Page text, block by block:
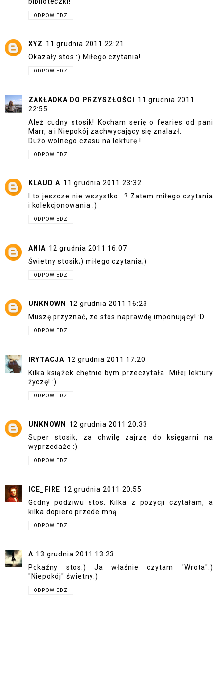
ODPOWIEDZ
XYZ 11 grudnia 2011 22:21
Okazały stos :) Miłego czytania!
ODPOWIEDZ
ZAKŁADKA DO PRZYSZŁOŚCI 11 grudnia 2011
22:55
Ależ cudny stosik! Kocham serię o fearies od pani
Marr, a i Niepokój zachwycający się znalazł.
Dużo wolnego czasu na lekturę !
ODPOWIEDZ
KLAUDIA 11 grudnia 2011 23:32
I to jeszcze nie wszystko...? Zatem miłego czytania
i kolekcjonowania :)
ODPOWIEDZ
ANIA 12 grudnia 2011 16:07
Świetny stosik;) miłego czytania;)
ODPOWIEDZ
UNKNOWN
12 grudnia 2011 16:23
Muszę przyznać, ze stos naprawdę imponujący! :D
ODPOWIEDZ
IRYTACJA 12 grudnia 2011 17:20
Kilka książek chętnie bym przeczytała. Miłej lektury
życzę! :)
ODPOWIEDZ
UNKNOWN
12 grudnia 2011 20:33
Super stosik, za chwilę zajrzę do księgarni na
wyprzedaże :)
ODPOWIEDZ
ICE_FIRE 12 grudnia 2011 20:55
Godny podziwu stos. Kilka z pozycji czytałam, a
kilka dopiero przede mną.
ODPOWIEDZ
A 13 grudnia 2011 13:23
Pokaźny stos:) Ja właśnie czytam "Wrota":)
"Niepokój" świetny:)
ODPOWIEDZ